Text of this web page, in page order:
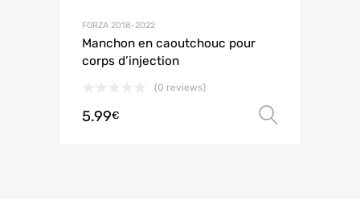
FORZA 2018-2022
Manchon en caoutchouc pour
corps d’injection
(0 reviews)
5.99€